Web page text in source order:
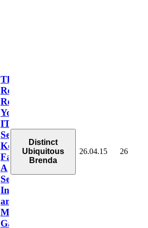
The
Real
Reason
Your
IT
Services
Keep
Failing:
A
Service
Integration
and
Management
Gap
Distinct
Ubiquitous
Brenda
26.04.15 26